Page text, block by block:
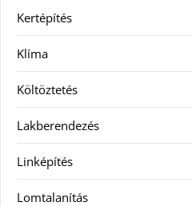
Kertépítés
Klíma
Költöztetés
Lakberendezés
Linképítés
Lomtalanítás